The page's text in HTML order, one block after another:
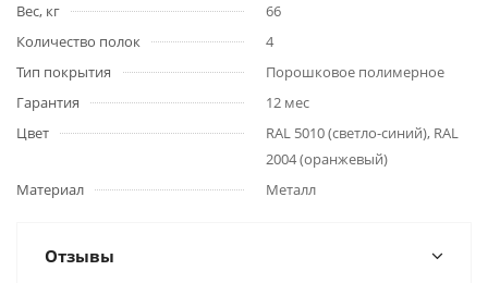
Вес, кг
66
Количество полок
4
Тип покрытия
Порошковое полимерное
Гарантия
12 мес
Цвет
RAL 5010 (светло-синий), RAL
2004 (оранжевый)
Материал
Металл
Отзывы